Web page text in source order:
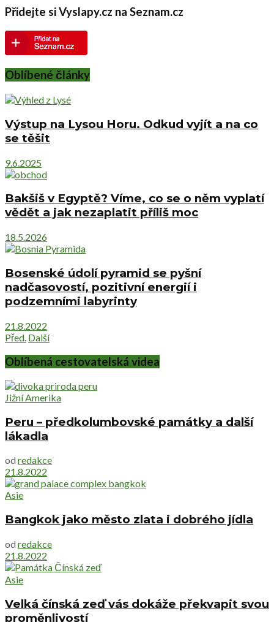
Přidejte si Vyslapy.cz na Seznam.cz
Oblíbené články
Výstup na Lysou Horu. Odkud vyjít a na co
se těšit
9.6.2025
Bakšiš v Egyptě? Víme, co se o něm vyplatí
vědět a jak nezaplatit příliš moc
18.5.2026
Bosenské údolí pyramid se pyšní
nadčasovostí, pozitivní energií i
podzemními labyrinty
21.8.2022
Před. Další
Oblíbená cestovatelská videa
Jižní Amerika
Peru – předkolumbovské památky a další
lákadla
od redakce
21.8.2022
Asie
Bangkok jako město zlata i dobrého jídla
od redakce
21.8.2022
Asie
Velká čínská zeď vás dokáže překvapit svou
proměnlivostí